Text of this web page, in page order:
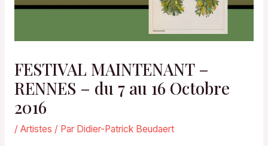
FESTIVAL MAINTENANT –
RENNES – du 7 au 16 Octobre
2016
/ Artistes / Par Didier-Patrick Beudaert